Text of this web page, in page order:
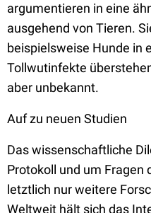
argumentieren in eine
ausgehend von Tieren.
beispielsweise Hunde in
Tollwutinfekte
aber unbekannt.
Auf zu neuen Studien
Das wissenschaftliche
Protokoll und um Fragen
letztlich nur weitere
Weltweit hält sich das